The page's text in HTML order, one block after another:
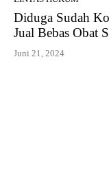
Diduga Sudah
Jual Bebas Obat
Juni 21, 2024